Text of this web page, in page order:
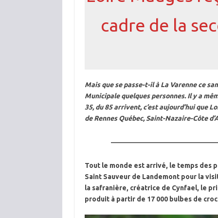
cadre de la
Mais que se passe-t-il à La Varenne ce
Municipale quelques personnes. Il y a
35, du 85 arrivent, c’est aujourd’hui que
de Rennes Québec, Saint-Nazaire-Côte
Tout le monde est arrivé, le temps des
Saint Sauveur de Landemont pour la
la safranière, créatrice de Cynfael, le
produit à partir de 17 000 bulbes de